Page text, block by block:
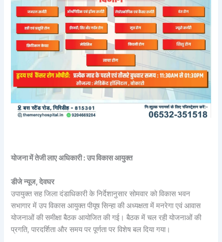
योजना में तेजी लाए अधिकारी : उप विकास आयुक्त
डीजे न्यूज, देवघर
उपायुक्त सह जिला दंडाधिकारी के निर्देशानुसार सोमवार को विकास भवन
सभागार में उप विकास आयुक्त पीयूष सिन्हा की अध्यक्षता में मनरेगा एवं आवास
योजनाओं की समीक्षा बैठक आयोजित की गई। बैठक में चल रही योजनाओं की
प्रगति, पारदर्शिता और समय पर पूर्णता पर विशेष बल दिया गया।